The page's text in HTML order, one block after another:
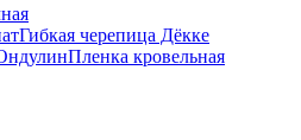
Гибкая черепица Дёкке
Пленка кровельная